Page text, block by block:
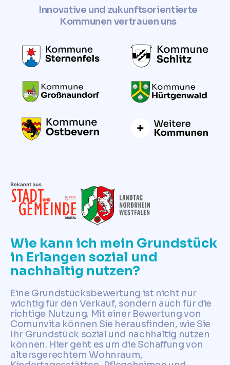
Innovative und zukunftsorientierte
Kommunen vertrauen uns
Wie kann ich mein Grundstück
in Erlangen sozial und
nachhaltig nutzen?
Eine Grundstücksbewertung ist nicht nur
wichtig für den Verkauf, sondern auch für die
richtige Nutzung. Mit einer Bewertung von
Comunvita können Sie herausfinden, wie Sie
Ihr Grundstück sozial und nachhaltig nutzen
können. Hier geht es um die Schaffung von
altersgerechtem Wohnraum,